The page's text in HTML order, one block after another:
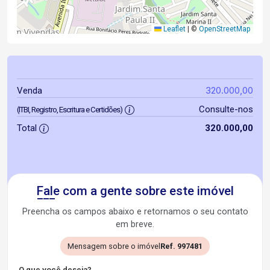
Leaflet © OpenStreetMap
Venda 320.000,00
(ITBI, Registro, Escritura e Certidões)
Consulte-nos
Total
320.000,00
Fale com a gente sobre este imóvel
Preencha os campos abaixo e retornamos o seu contato
em breve.
Mensagem sobre o imóvel Ref. 997481